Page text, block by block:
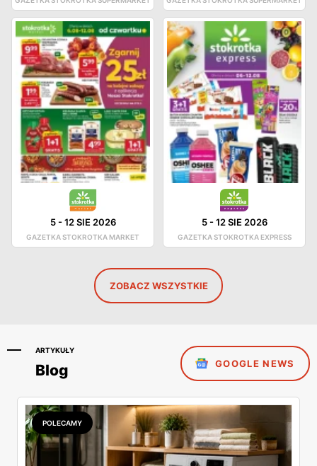
5-12 SIE 2026
GAZETKA STOKROTKA MARKET
5-12 SIE 2026
GAZETKA STOKROTKA EXPRESS
ZOBACZ WSZYSTKIE
ARTYKUŁY
Blog GOOGLE NEWS
POLECAMY